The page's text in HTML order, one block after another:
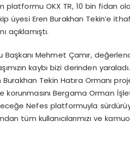
platformu OKX TR, 10 bin fidan
üyesi Eren Burakhan Tekin’e
açıklamıştı.
Başkanı Mehmet Çamır,
kaybı bizi derinden
Burakhan Tekin Hatıra Ormanı
korunmasını Bergama Orman
Nefes platformuyla
tüm kullanıcılarımızı ve